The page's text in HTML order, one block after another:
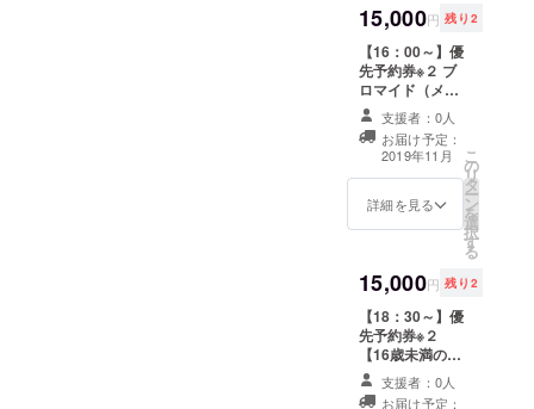
トのページはこ
ちら）
https://mayuriki
ss.amebaownd.
com/pages/205
8958/gallery
約が開始されま
したらご予約
フォームの備考
欄にご記入くだ
さい。同行者１
名様まで可、計
２名様までのご
予約となりま
す。各枠ごとに
いますのでご注
意ください。 ※
指名ください。
（キャストの
ページはこち
ら）
https://mayuriki
ss.amebaownd.
com/pages/205
個別メッセージ
ＲＯＭ（メイン
キャストより）
※１）診察券はご
希望の【お名
前】【生年月
日】【性別】を
お入れすること
ができますので
ください。 ※
２）優先予約番
約が開始されま
したらご予約
フォームの備考
欄にご記入くだ
さい。同行者１
名様まで可、計
２名様までのご
15,000円 残り2
【16：00～】優
先予約券※２ ブ
ロマイド（メイ
ンキャスト） 百
合写真データつ
き診察券※１ ラ
ンダム缶バッジ
セット 推し百合
ＣＰチェキ※３
個別メッセージ
ＲＯＭ（メイン
キャストより）
※１）診察券はご
希望の【お名
前】【生年月
日】【性別】を
支援者：0人
お届け予定：
2019年11月
詳細を見る
こ
の
リ
タ
ー
ン
を
選
択
す
る
15,000円 残り2
【18：30～】優
先予約券※２
【16歳未満の方
は保護者同伴で
のご参加をお願
支援者：0人
お届け予定：